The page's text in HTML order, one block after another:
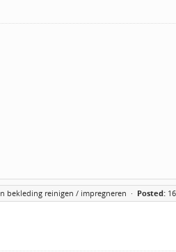
bekleding reinigen / impregneren · Posted: